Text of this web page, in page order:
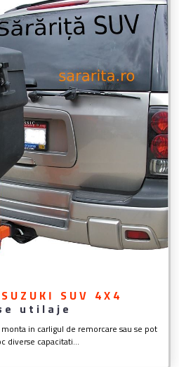
SUV 4X4
utilaje
monta in carligul de remorcare sau se pot
diverse capacitati...